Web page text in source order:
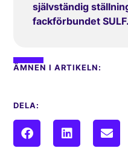
självständig
fackförbundet SULF.
ÄMNEN I ARTIKELN:
DELA: